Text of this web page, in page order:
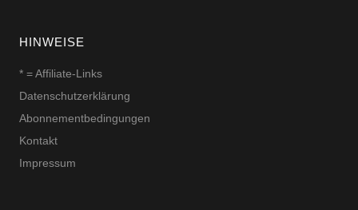
HINWEISE
* = Affiliate-Links
Datenschutzerklärung
Abonnementbedingungen
Kontakt
Impressum